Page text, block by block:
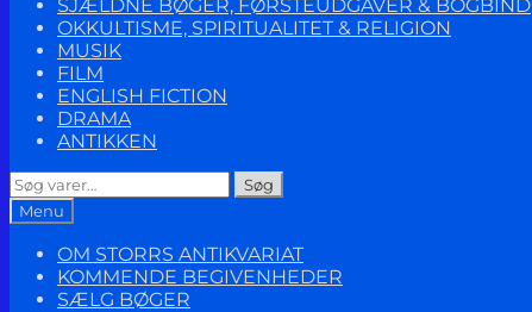
SJÆLDNE BØGER, FØRSTEUDGAVER & BOGBIND
OKKULTISME, SPIRITUALITET & RELIGION
MUSIK
FILM
ENGLISH FICTION
DRAMA
ANTIKKEN
Søg
efter:
Søg
Menu
OM STORRS ANTIKVARIAT
KOMMENDE BEGIVENHEDER
SÆLG BØGER